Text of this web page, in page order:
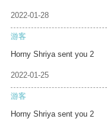
2022-01-28
游客
Horny Shriya sent you 2
2022-01-25
游客
Horny Shriya sent you 2